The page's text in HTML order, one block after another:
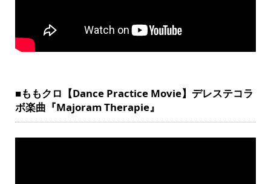
■ももクロ【Dance Practice Movie】デレステコラ
ボ楽曲『Majoram Therapie』